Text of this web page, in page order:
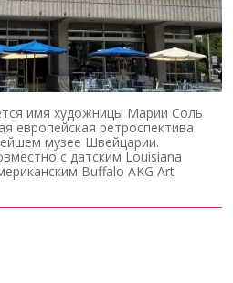
имя художницы Марии Соль
европейская ретроспектива
музее Швейцарии.
с датским Louisiana
Buffalo AKG Art